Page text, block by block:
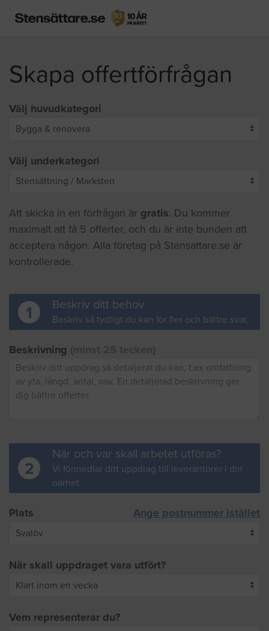
Skapa offertförfrågan
Välj huvudkategori
Välj underkategori
Att skicka in en förfrågan är gratis. Du kommer
maximalt att få 5 offerter, och du är inte bunden att
acceptera någon. Alla företag på Stensattare.se är
kontrollerade.
1 Beskriv ditt behov
Beskriv så tydligt du kan för fler och bättre svar.
Beskrivning
2
När och var skall arbetet utföras?
Vi förmedlar ditt uppdrag till leverantörer i din
närhet
Plats Ange postnummer istället
När skall uppdraget vara utfört?
Vem representerar du?